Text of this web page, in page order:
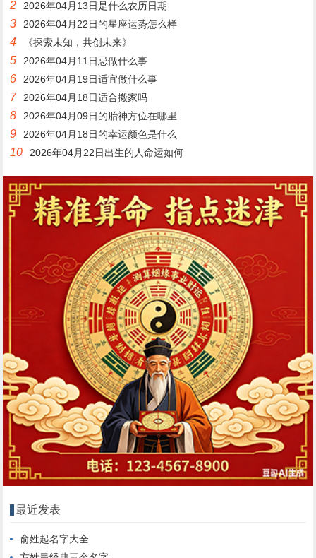
2 2026年04月13日是什么农历日期
3 2026年04月22日的星座运势怎么样
4 《探索未知，共创未来》
5 2026年04月11日忌做什么事
6 2026年04月19日适宜做什么事
7 2026年04月18日适合搬家吗
8 2026年04月09日的胎神方位在哪里
9 2026年04月18日的幸运颜色是什么
10 2026年04月22日出生的人命运如何
最近发表
俞姓起名字大全